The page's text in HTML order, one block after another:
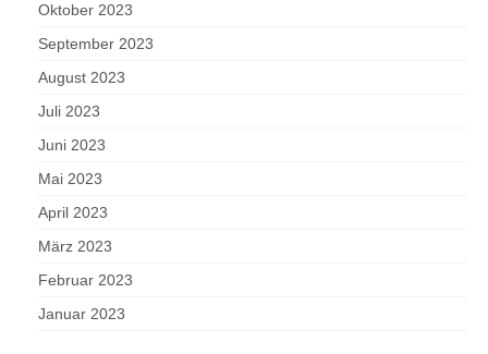
Oktober 2023
September 2023
August 2023
Juli 2023
Juni 2023
Mai 2023
April 2023
März 2023
Februar 2023
Januar 2023